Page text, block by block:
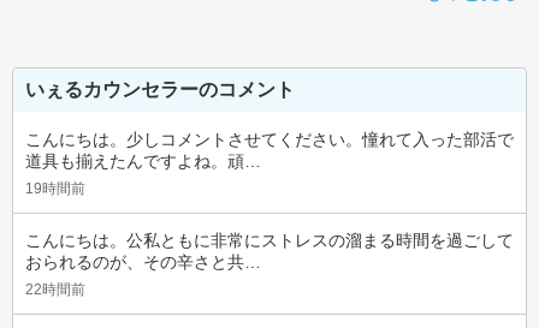
いぇるカウンセラーのコメント
こんにちは。少しコメントさせてください。憧れて入った部活で
道具も揃えたんですよね。頑…
19時間前
こんにちは。公私ともに非常にストレスの溜まる時間を過ごして
おられるのが、その辛さと共…
22時間前